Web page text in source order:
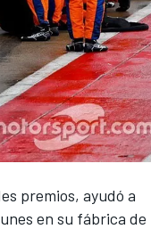
premios, ayudó a
en su fábrica de